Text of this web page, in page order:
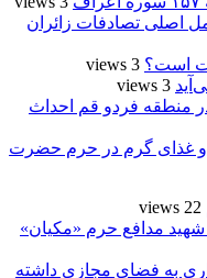
اصلی تصادفات زائران
است؟ 3 views
3 views
منطقه فردو قم احداث
هزار لقمه و غذای گرم در حرم حضرت
22 views
مدافع حرم «مکیان»
به فضای مجازی داشته